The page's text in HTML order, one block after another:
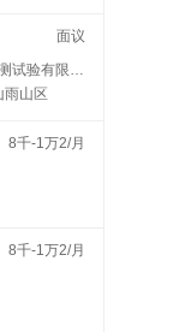
面议
上海市欣宇建设工程检测试验有限公司马鞍山分公司
雨山区
8千-1万2/月
8千-1万2/月